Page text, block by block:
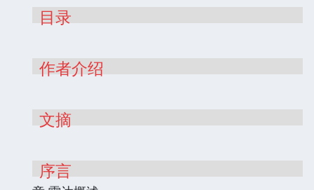
目录
作者介绍
文摘
序言